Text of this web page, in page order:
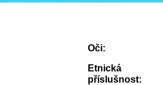
Oči:
Etnická
příslušnost: